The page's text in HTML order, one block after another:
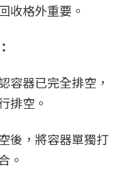
收格外重要。
容器已完全排空，
排空。
後，將容器單獨打
。